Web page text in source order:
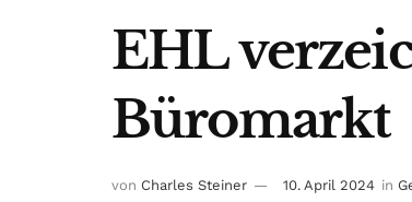
EHL
Büromarkt
von Charles Steiner 10. April 2024 in